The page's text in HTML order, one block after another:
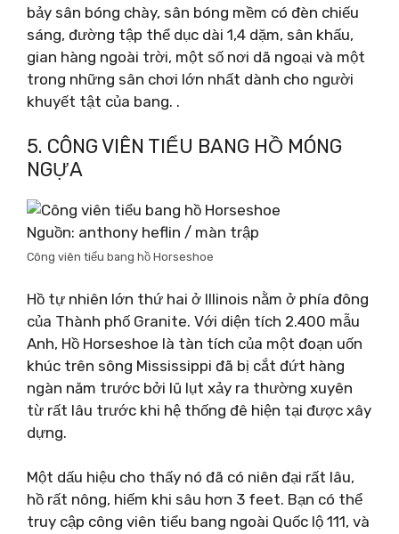
bảy sân bóng chày, sân bóng mềm có đèn chiếu
sáng, đường tập thể dục dài 1,4 dặm, sân khấu,
gian hàng ngoài trời, một số nơi dã ngoại và một
trong những sân chơi lớn nhất dành cho người
khuyết tật của bang. .
5. CÔNG VIÊN TIỂU BANG HỒ MÓNG
NGỰA
Nguồn: anthony heflin / màn trập
Công viên tiểu bang hồ Horseshoe
Hồ tự nhiên lớn thứ hai ở Illinois nằm ở phía đông
của Thành phố Granite. Với diện tích 2.400 mẫu
Anh, Hồ Horseshoe là tàn tích của một đoạn uốn
khúc trên sông Mississippi đã bị cắt đứt hàng
ngàn năm trước bởi lũ lụt xảy ra thường xuyên
từ rất lâu trước khi hệ thống đê hiện tại được xây
dựng.
Một dấu hiệu cho thấy nó đã có niên đại rất lâu,
hồ rất nông, hiếm khi sâu hơn 3 feet. Bạn có thể
truy cập công viên tiểu bang ngoài Quốc lộ 111, và